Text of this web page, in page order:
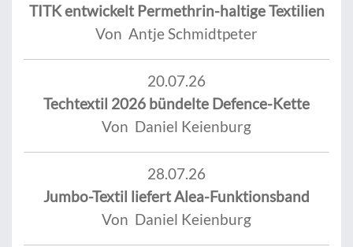
TITK entwickelt Permethrin-haltige Textilien
Von Antje Schmidtpeter
20.07.26
Techtextil 2026 bündelte Defence-Kette
Von Daniel Keienburg
28.07.26
Jumbo-Textil liefert Alea-Funktionsband
Von Daniel Keienburg